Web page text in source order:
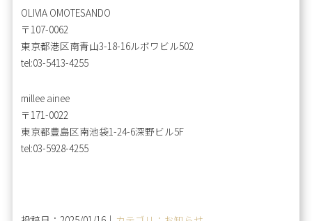
OLIVIA OMOTESANDO
〒107-0062
東京都港区南青山3-18-16ルボワビル502
tel:03-5413-4255
millee ainee
〒171-0022
東京都豊島区南池袋1-24-6深野ビル5F
tel:03-5928-4255